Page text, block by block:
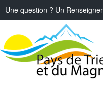
Une question ? Un